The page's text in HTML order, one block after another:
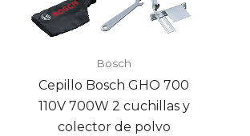
Bosch
Cepillo Bosch GHO 700
110V 700W 2 cuchillas y
colector de polvo